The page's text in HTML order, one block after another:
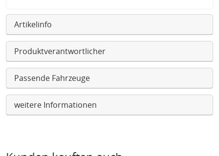
Artikelinfo
Produktverantwortlicher
Passende Fahrzeuge
weitere Informationen